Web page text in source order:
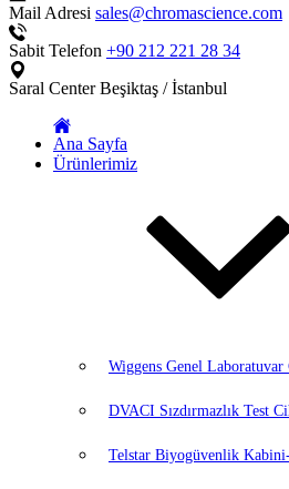
Mail Adresi sales@chromascience.com
Sabit Telefon +90 212 221 28 34
Saral CenterBeşiktaş / İstanbul
Ana Sayfa
Ürünlerimiz
Wiggens Genel Laboratuvar
DVACI Sızdırmazlık Test
Telstar Biyogüvenlik